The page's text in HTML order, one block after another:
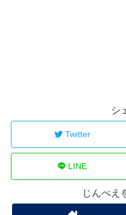
シ
Twitter
LINE
じんべえ